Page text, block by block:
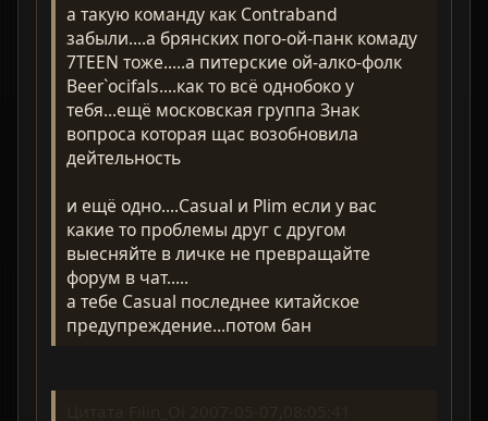
а такую команду как Contraband
забыли....а брянских пого-ой-панк комаду
7TEEN тоже.....а питерские ой-алко-фолк
Beer`ocifals....как то всё однобоко у
тебя...ещё московская группа Знак
вопроса которая щас возобновила
дейтельность
и ещё одно....Casual и Plim если у вас
какие то проблемы друг с другом
выесняйте в личке не превращайте
форум в чат.....
а тебе Casual последнее китайское
предупреждение...потом бан